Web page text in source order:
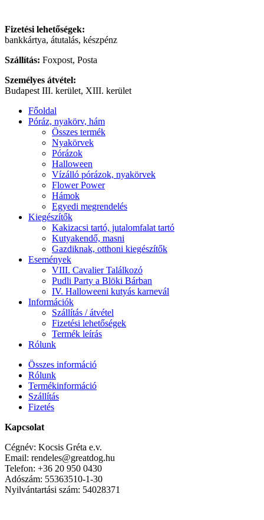
Fizetési lehetőségek:
bankkártya, átutalás, készpénz
Szállítás: Foxpost, Posta
Személyes átvétel:
Budapest III. kerület, XIII. kerület
Főoldal
Póráz, nyakörv, hám
Összes termék
Nyakörvek
Pórázok
Halloween
Vízálló pórázok, nyakörvek
Flower Power
Hámok
Egyedi megrendelés
Kiegészítők
Kakizacsi tartó, jutalomfalat tartó
Kutyakendő, masni
Gazdiknak, otthoni kiegészítők
Események
VIII. Cavalier Találkozó
Pudli Party a Blöki Bárban
IV. Halloweeni kutyás karnevál
Információk
Szállítás / átvétel
Fizetési lehetőségek
Termék leírás
Rólunk
Összes információ
Rólunk
Termékinformáció
Szállítás
Fizetés
Kapcsolat
Cégnév: Kocsis Gréta e.v.
Email: rendeles@greatdog.hu
Telefon: +36 20 950 0430
Adószám: 55363510-1-30
Nyilvántartási szám: 54028371